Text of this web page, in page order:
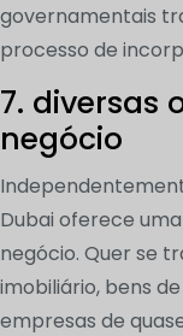
governamentais
processo de
7. diversas
negócio
Dubai oferece
negócio. Quer se
imobiliário, bens
empresas de